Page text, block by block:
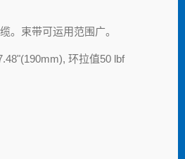
。束带可运用范围广。
环拉值50 lbf